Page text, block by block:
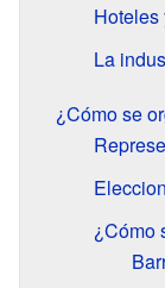
Hoteles
La
¿Cómo se
¿Cómo